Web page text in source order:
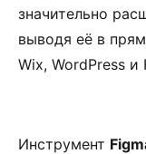
значительно
выводя её в
Wix, WordPress и
Инструмент